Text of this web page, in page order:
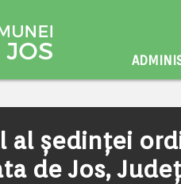
al ședinței
de Jos,